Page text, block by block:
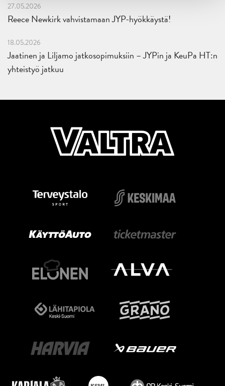
27.05.2026
Reece Newkirk vahvistamaan JYP-hyökkäystä!
18.05.2026
Jaatinen ja Liljamo jatkosopimuksiin – JYPin ja KeuPa HT:n
yhteistyö jatkuu